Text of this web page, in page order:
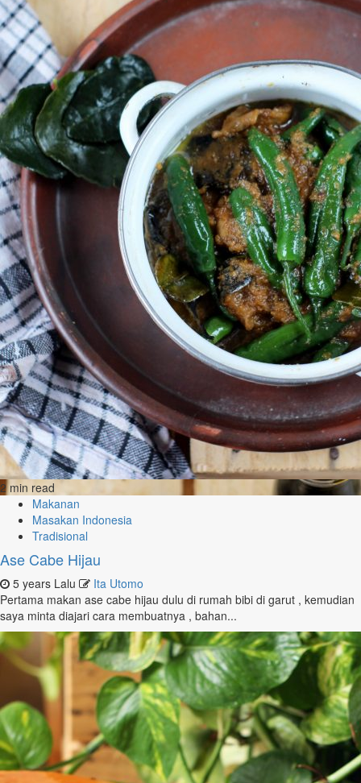
2 min read
Makanan
Masakan Indonesia
Tradisional
Ase Cabe Hijau
5 years Lalu
Ita Utomo
Pertama makan ase cabe hijau dulu di rumah bibi di garut , kemudian
saya minta diajari cara membuatnya , bahan...